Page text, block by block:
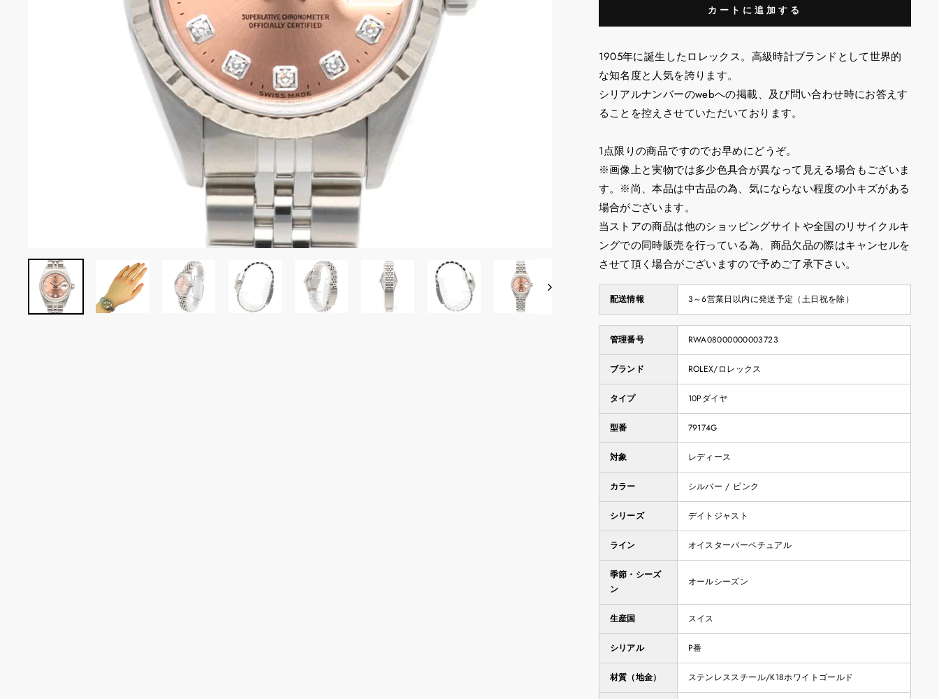
カートに追加する
1905年に誕生したロレックス。高級時計ブランドとして世界的
な知名度と人気を誇ります。
シリアルナンバーのwebへの掲載、及び問い合わせ時にお答えす
ることを控えさせていただいております。
1点限りの商品ですのでお早めにどうぞ。
※画像上と実物では多少色具合が異なって見える場合もございま
す。※尚、本品は中古品の為、気にならない程度の小キズがある
場合がございます。
当ストアの商品は他のショッピングサイトや全国のリサイクルキ
ングでの同時販売を行っている為、商品欠品の際はキャンセルを
させて頂く場合がございますので予めご了承下さい。
配送情報 3～6営業日以内に発送予定（土日祝を除）
管理番号 RWA08000000003723
ブランド ROLEX/ロレックス
タイプ 10Pダイヤ
型番 79174G
対象 レディース
カラー シルバー / ピンク
シリーズ デイトジャスト
ライン オイスターパーペチュアル
季節・シーズ
ン
オールシーズン
生産国 スイス
シリアル P番
材質（地金） ステンレススチール/K18ホワイトゴールド